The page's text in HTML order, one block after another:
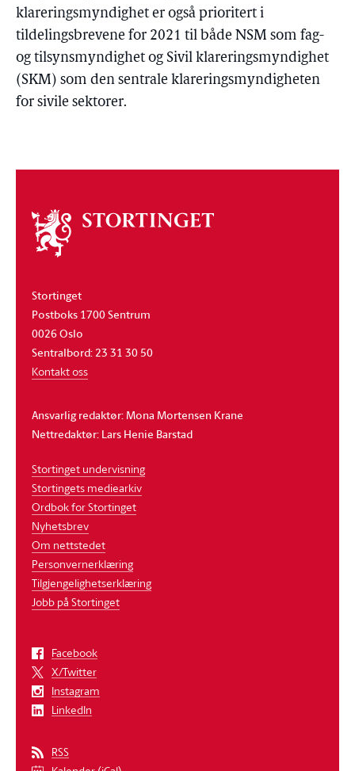
klareringsmyndighet er også prioritert i
tildelingsbrevene for 2021 til både NSM som fag-
og tilsynsmyndighet og Sivil klareringsmyndighet
(SKM) som den sentrale klareringsmyndigheten
for sivile sektorer.
Om
stortinget
Stortinget
Postboks 1700 Sentrum
0026 Oslo
Sentralbord: 23 31 30 50
Kontakt oss
Ansvarlig redaktør: Mona Mortensen Krane
Nettredaktør: Lars Henie Barstad
Stortinget undervisning
Stortingets mediearkiv
Ordbok for Stortinget
Nyhetsbrev
Om nettstedet
Personvernerklæring
Tilgjengelighetserklæring
Jobb på Stortinget
Facebook
X/Twitter
Instagram
LinkedIn
RSS